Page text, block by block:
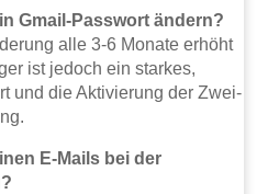
Gmail-Passwort ändern?
alle 3-6 Monate erhöht
ist jedoch ein starkes,
und die Aktivierung der Zwei-
E-Mails bei der